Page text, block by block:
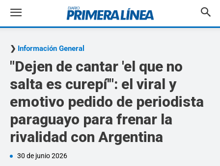
Información General
"Dejen de cantar 'el que no
salta es curepí'": el viral y
emotivo pedido de periodista
paraguayo para frenar la
rivalidad con Argentina
30 de junio 2026